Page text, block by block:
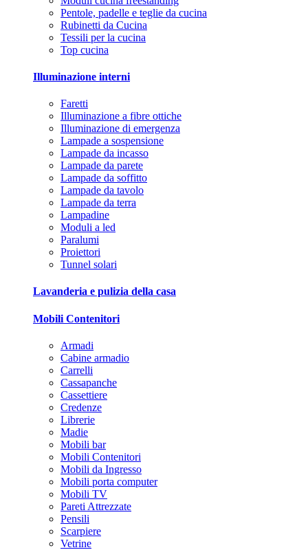
Pentole, padelle e teglie da cucina
Rubinetti da Cucina
Tessili per la cucina
Top cucina
Illuminazione interni
Faretti
Illuminazione a fibre ottiche
Illuminazione di emergenza
Lampade a sospensione
Lampade da incasso
Lampade da parete
Lampade da soffitto
Lampade da tavolo
Lampade da terra
Lampadine
Moduli a led
Paralumi
Proiettori
Tunnel solari
Lavanderia e pulizia della casa
Mobili Contenitori
Armadi
Cabine armadio
Carrelli
Cassapanche
Cassettiere
Credenze
Librerie
Madie
Mobili bar
Mobili Contenitori
Mobili da Ingresso
Mobili porta computer
Mobili TV
Pareti Attrezzate
Pensili
Scarpiere
Vetrine